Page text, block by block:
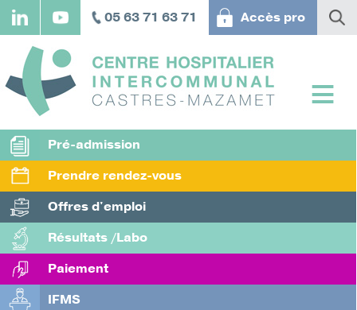
Aller
principal
05 63 71 63 71 Accès pro
Pré-admission
Prendre rendez-vous
Offres d'emploi
Résultats /Labo
Paiement
IFMS